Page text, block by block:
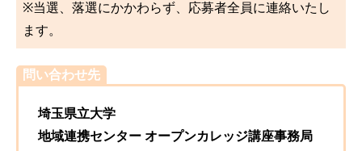
※当選、落選にかかわらず、応募者全員に連絡いたし
ます。
問い合わせ先
埼玉県立大学
地域連携センター オープンカレッジ講座事務局